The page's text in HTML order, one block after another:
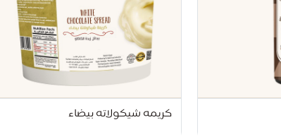
كريمه شيكولاته بيضاء